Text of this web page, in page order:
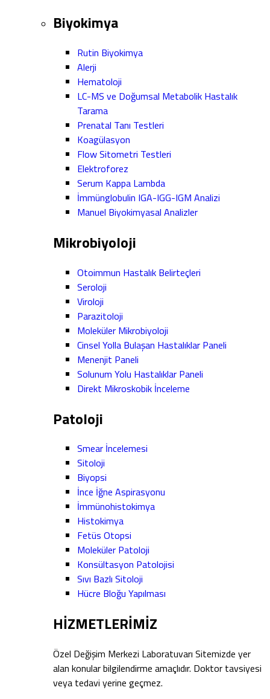
Biyokimya
Rutin Biyokimya
Alerji
Hematoloji
LC-MS ve Doğumsal Metabolik Hastalık
Tarama
Prenatal Tanı Testleri
Koagülasyon
Flow Sitometri Testleri
Elektroforez
Serum Kappa Lambda
İmmünglobulin IGA-IGG-IGM Analizi
Manuel Biyokimyasal Analizler
Mikrobiyoloji
Otoimmun Hastalık Belirteçleri
Seroloji
Viroloji
Parazitoloji
Moleküler Mikrobiyoloji
Cinsel Yolla Bulaşan Hastalıklar Paneli
Menenjit Paneli
Solunum Yolu Hastalıklar Paneli
Direkt Mikroskobik İnceleme
Patoloji
Smear İncelemesi
Sitoloji
Biyopsi
İnce İğne Aspirasyonu
İmmünohistokimya
Histokimya
Fetüs Otopsi
Moleküler Patoloji
Konsültasyon Patolojisi
Sıvı Bazlı Sitoloji
Hücre Bloğu Yapılması
HİZMETLERİMİZ
Özel Değişim Merkezi Laboratuvarı Sitemizde yer
alan konular bilgilendirme amaçlıdır. Doktor tavsiyesi
veya tedavi yerine geçmez.